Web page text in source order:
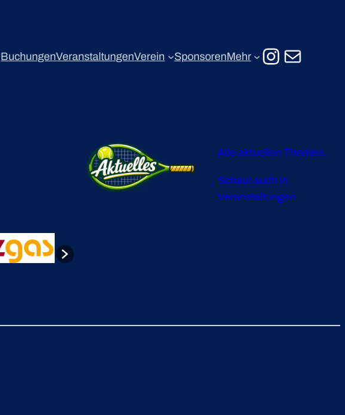
BuchungenVeranstaltungenVerein SponsorenMehr E-Mail
Alle aktuellen Themen.
Schaut auch in
Veranstaltungen